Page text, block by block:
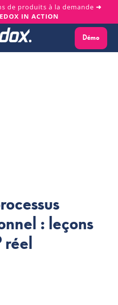
de produits à la demande ➜
IN ACTION
Démo
: leçons
réel